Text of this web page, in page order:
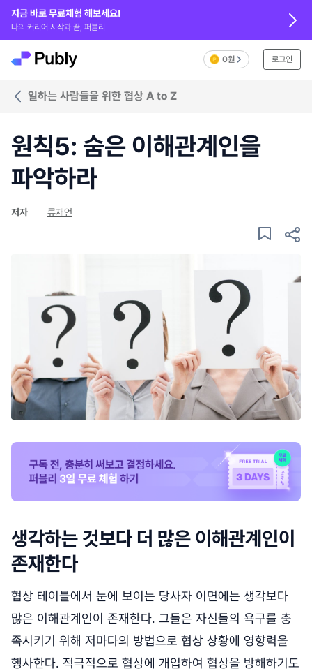
지금 바로 무료체험 해보세요!
나의 커리어 시작과 끝, 퍼블리
0원 로그인
일하는 사람들을 위한 협상 A to Z
원칙5: 숨은 이해관계인을
파악하라
저자 류재언
생각하는 것보다 더 많은 이해관계인이
존재한다
협상 테이블에서 눈에 보이는 당사자 이면에는 생각보다
많은 이해관계인이 존재한다. 그들은 자신들의 욕구를 충
족시키기 위해 저마다의 방법으로 협상 상황에 영향력을
행사한다. 적극적으로 협상에 개입하여 협상을 방해하기도